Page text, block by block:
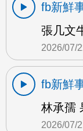
fb新鮮
張几文
2026/07/
fb新鮮
林承孺
2026/07/